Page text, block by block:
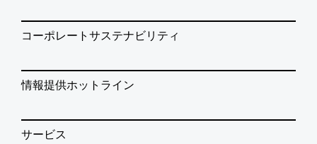
コーポレートサステナビリティ
情報提供ホットライン
サービス